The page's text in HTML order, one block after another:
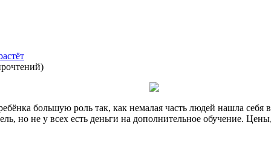
)
большую роль так, как немалая часть людей нашла себя
но не у всех есть деньги на дополнительное обучение.